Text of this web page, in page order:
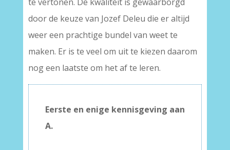
door de keuze van Jozef Deleu die er altijd
weer een prachtige bundel van weet te
maken. Er is te veel om uit te kiezen daarom
nog een laatste om het af te leren.
Eerste en enige kennisgeving aan
A.